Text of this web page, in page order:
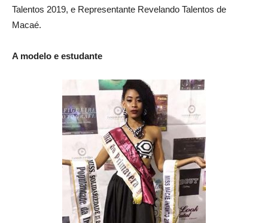
Talentos 2019, e Representante Revelando Talentos de
Macaé.
A modelo e estudante